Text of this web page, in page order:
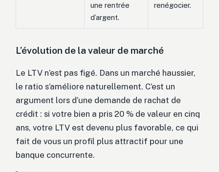
une rentrée
d’argent.
renégocier.
L’évolution de la valeur de marché
Le LTV n’est pas figé. Dans un marché haussier,
le ratio s’améliore naturellement. C’est un
argument lors d’une demande de rachat de
crédit : si votre bien a pris 20 % de valeur en cinq
ans, votre LTV est devenu plus favorable, ce qui
fait de vous un profil plus attractif pour une
banque concurrente.